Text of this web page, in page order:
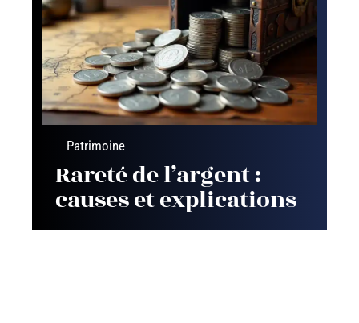
Patrimoine
Rareté de l’argent :
causes et explications